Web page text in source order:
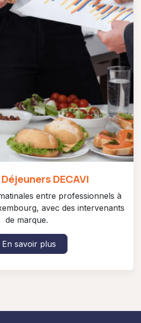
DECAVI
entre professionnels à
avec des intervenants
de marque.
En savoir plus